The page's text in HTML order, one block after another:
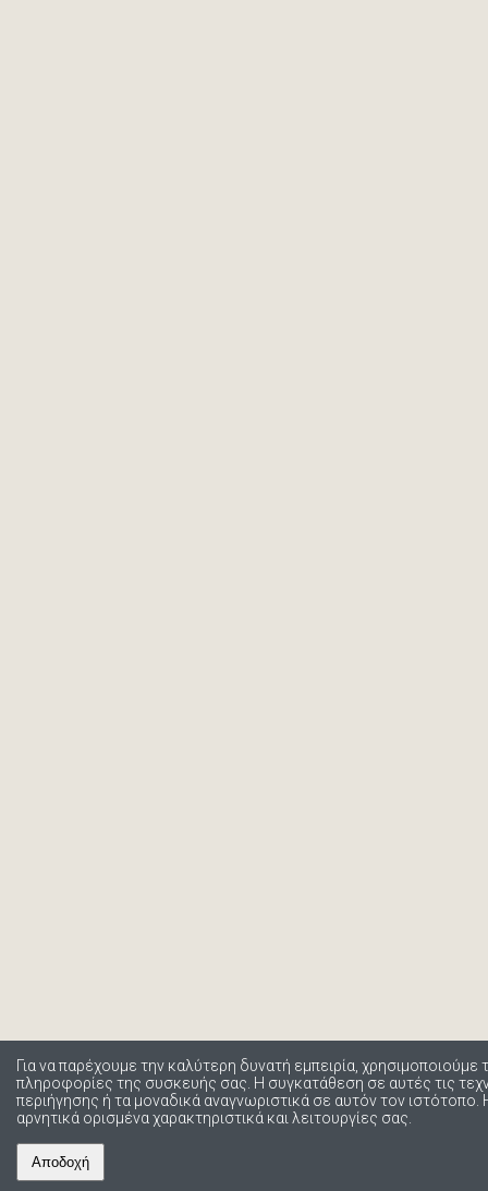
Για να παρέχουμε την καλύτερη δυνατή εμπειρία,
πληροφορίες της συσκευής σας. Η συγκατάθεση σε αυτές τις
περιήγησης ή τα μοναδικά αναγνωριστικά σε αυτόν τον
αρνητικά ορισμένα χαρακτηριστικά και λειτουργίες σας.
Αποδοχή